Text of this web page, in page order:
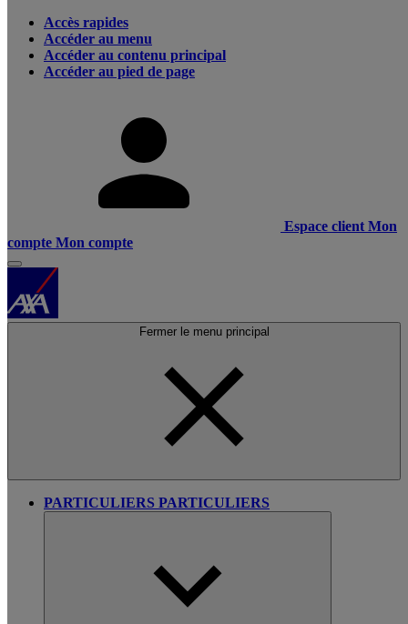
Accès rapides
Accéder au menu
Accéder au contenu principal
Accéder au pied de page
Espace client Mon
compte Mon compte
Fermer le menu principal
PARTICULIERS PARTICULIERS